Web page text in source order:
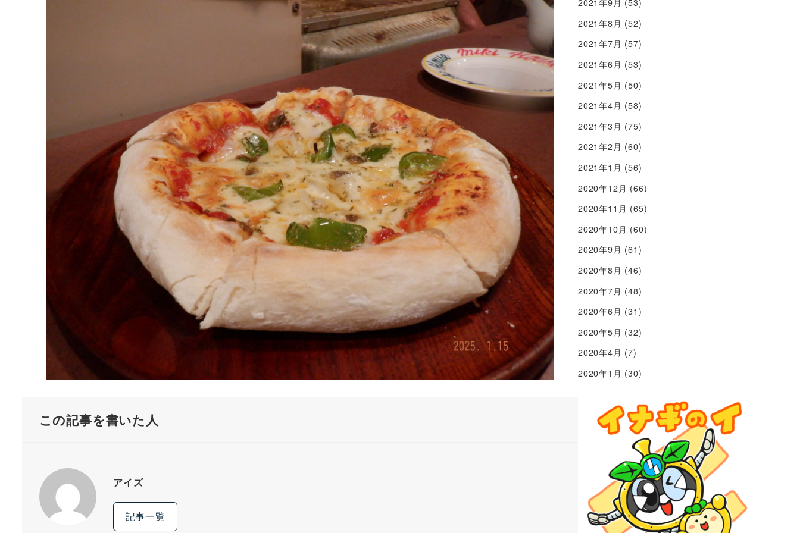
この記事を書いた人
アイズ
記事一覧
2021年9月 (53)
2021年8月 (52)
2021年7月 (57)
2021年6月 (53)
2021年5月 (50)
2021年4月 (58)
2021年3月 (75)
2021年2月 (60)
2021年1月 (56)
2020年12月 (66)
2020年11月 (65)
2020年10月 (60)
2020年9月 (61)
2020年8月 (46)
2020年7月 (48)
2020年6月 (31)
2020年5月 (32)
2020年4月 (7)
2020年1月 (30)